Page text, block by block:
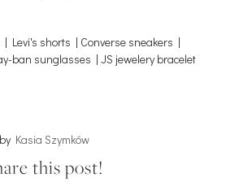
| Levi's shorts | Converse sneakers |
ban sunglasses | JS jewelery bracelet
by Kasia Szymków
this post!